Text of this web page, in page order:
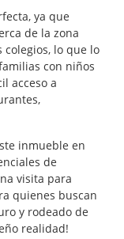
ya que
de la zona
colegios, lo que lo
con niños
acceso a
inmueble en
de
visita para
quienes buscan
y rodeado de
realidad!